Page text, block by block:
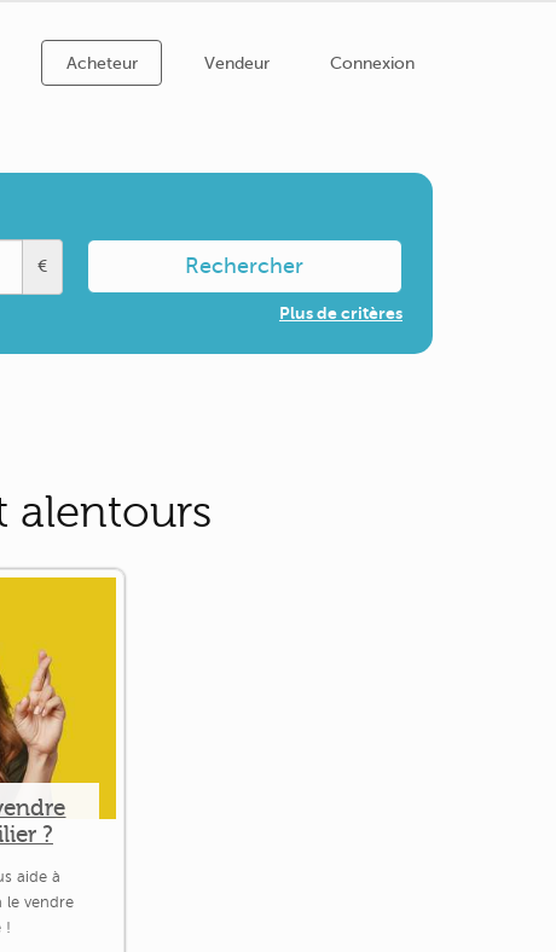
Acheteur Vendeur Connexion
€ Rechercher
Plus de critères
alentours
?
aide à
le vendre
!